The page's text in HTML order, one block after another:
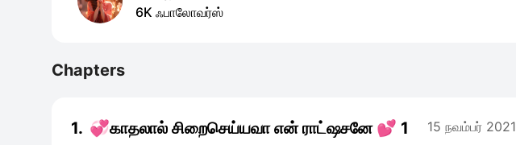
6K ஃபாலோவர்ஸ்
Chapters
1. 💞காதலால் சிறைசெய்யவா என் ராட்ஷசனே 💕 1 15 நவம்பர் 2021